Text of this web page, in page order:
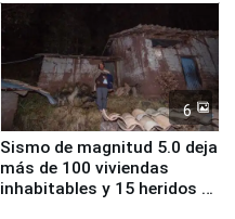
6
Sismo de magnitud 5.0 deja
más de 100 viviendas
inhabitables y 15 heridos en